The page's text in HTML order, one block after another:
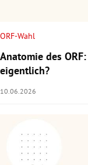
ORF-Wahl
Anatomie des
eigentlich?
10.06.2026